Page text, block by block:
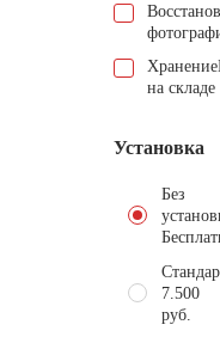
Хранение
на складе
Установка
Без
7.500
руб.